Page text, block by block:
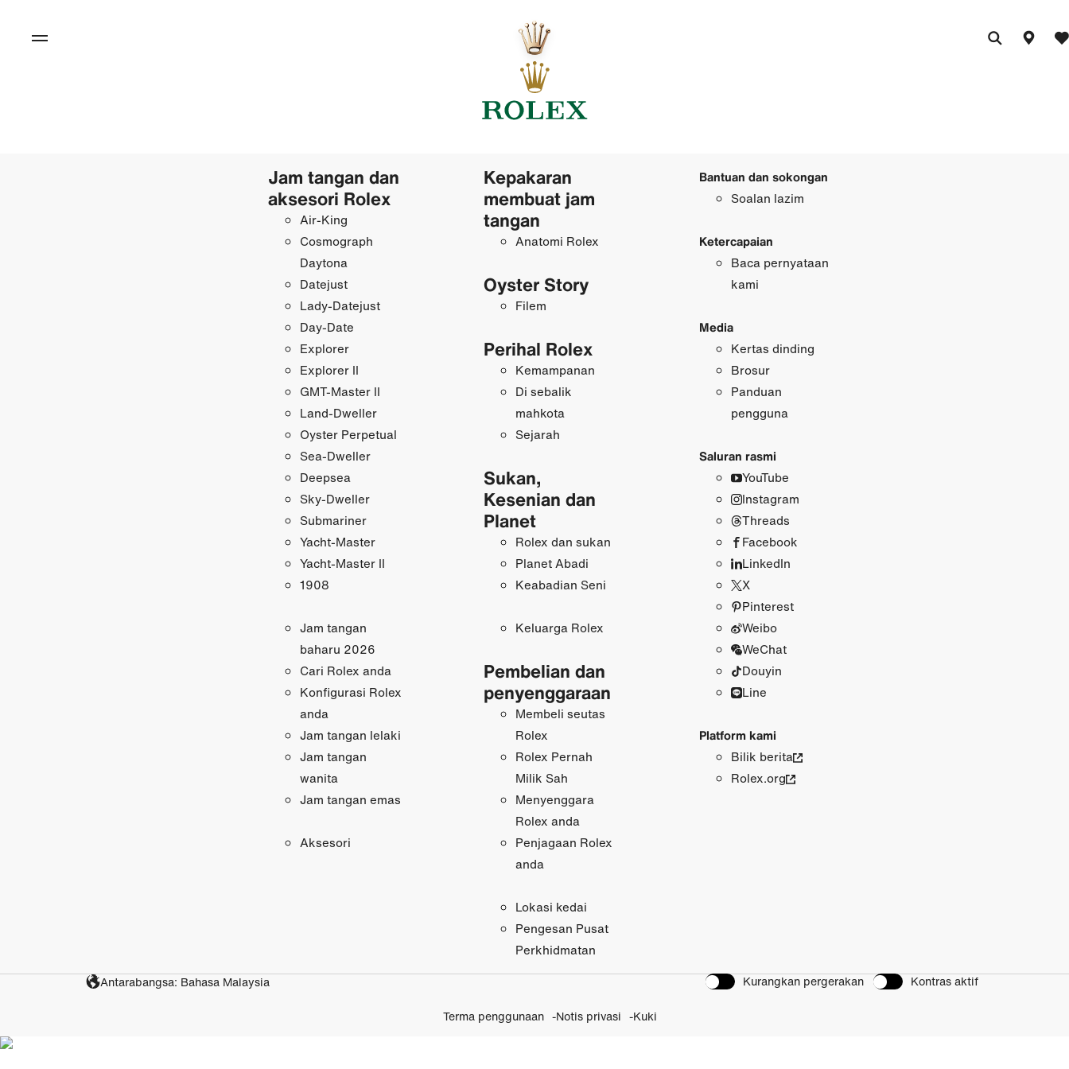
Jam tangan dan
aksesori Rolex
Air-King
Cosmograph
Daytona
Datejust
Lady-Datejust
Day-Date
Explorer
Explorer II
GMT-Master II
Land-Dweller
Oyster Perpetual
Sea-Dweller
Deepsea
Sky-Dweller
Submariner
Yacht-Master
Yacht-Master II
1908
Jam tangan
baharu 2026
Cari Rolex anda
Konfigurasi Rolex
anda
Jam tangan lelaki
Jam tangan
wanita
Jam tangan emas
Aksesori
Kepakaran
membuat jam
tangan
Anatomi Rolex
Oyster Story
Filem
Perihal Rolex
Kemampanan
Di sebalik
mahkota
Sejarah
Sukan,
Kesenian dan
Planet
Rolex dan sukan
Planet Abadi
Keabadian Seni
Keluarga Rolex
Pembelian dan
penyenggaraan
Membeli seutas
Rolex
Rolex Pernah
Milik Sah
Menyenggara
Rolex anda
Penjagaan Rolex
anda
Lokasi kedai
Pengesan Pusat
Perkhidmatan
Bantuan dan sokongan
Soalan lazim
Ketercapaian
Baca pernyataan
kami
Media
Kertas dinding
Brosur
Panduan
pengguna
Saluran rasmi
YouTube
Instagram
Threads
Facebook
LinkedIn
X
Pinterest
Weibo
WeChat
Douyin
Line
Platform kami
Bilik berita
Rolex.org
Antarabangsa: Bahasa Malaysia Kurangkan pergerakan Kontras aktif
Terma penggunaan Notis privasi Kuki